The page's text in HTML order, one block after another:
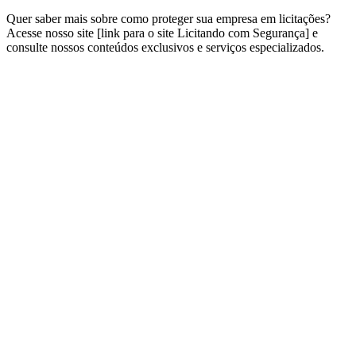
Quer saber mais sobre como proteger sua empresa em licitações?
Acesse nosso site [link para o site Licitando com Segurança] e
consulte nossos conteúdos exclusivos e serviços especializados.